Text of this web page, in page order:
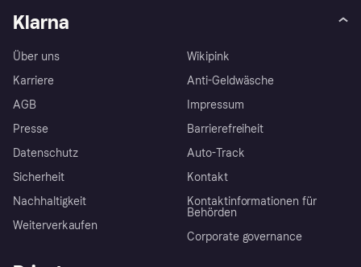
Klarna
Über uns
Karriere
AGB
Presse
Datenschutz
Sicherheit
Nachhaltigkeit
Weiterverkaufen
Wikipink
Anti-Geldwäsche
Impressum
Barrierefreiheit
Auto-Track
Kontakt
Kontaktinformationen für
Behörden
Corporate governance